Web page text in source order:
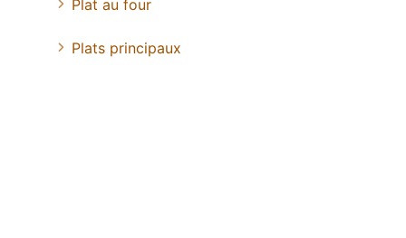
Plat au four
Plats principaux